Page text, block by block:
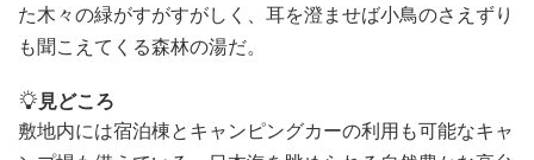
た木々の緑がすがすがしく、耳を澄ませば小鳥のさえずり
も聞こえてくる森林の湯だ。
見どころ
敷地内には宿泊棟とキャンピングカーの利用も可能なキャ